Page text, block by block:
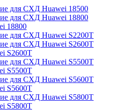
для СХД Huawei 18500
для СХД Huawei 18800
18800
для СХД Huawei S2200T
для СХД Huawei S2600T
S2600T
для СХД Huawei S5500T
S5500T
для СХД Huawei S5600T
S5600T
для СХД Huawei S5800T
S5800T